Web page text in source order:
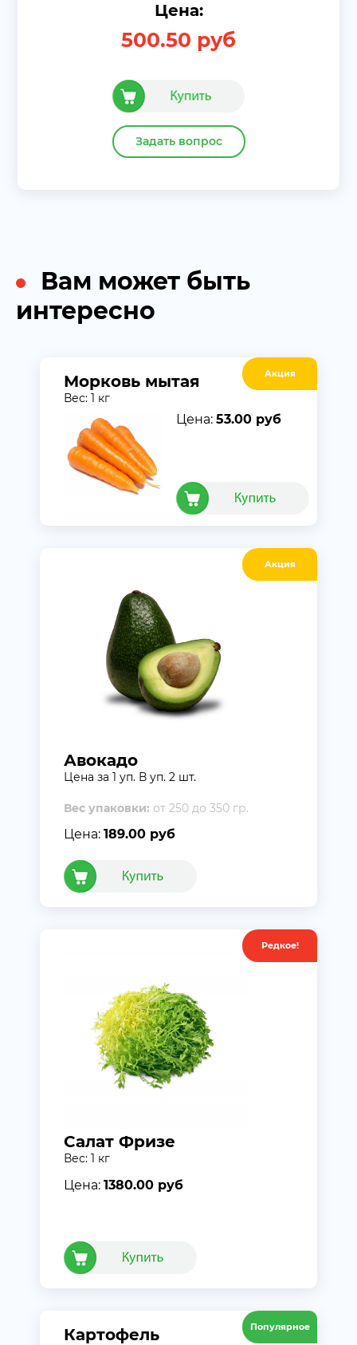
Цена:
500.50 руб
Задать вопрос
Вам может быть
интересно
Акция
Морковь мытая
Вес: 1 кг
Цена: 53.00 руб
Акция
Авокадо
Цена за 1 уп. В уп. 2 шт.
Вес упаковки: от 250 до 350 гр.
Цена: 189.00 руб
Редкое!
Салат Фризе
Вес: 1 кг
Цена: 1380.00 руб
Популярное
Картофель